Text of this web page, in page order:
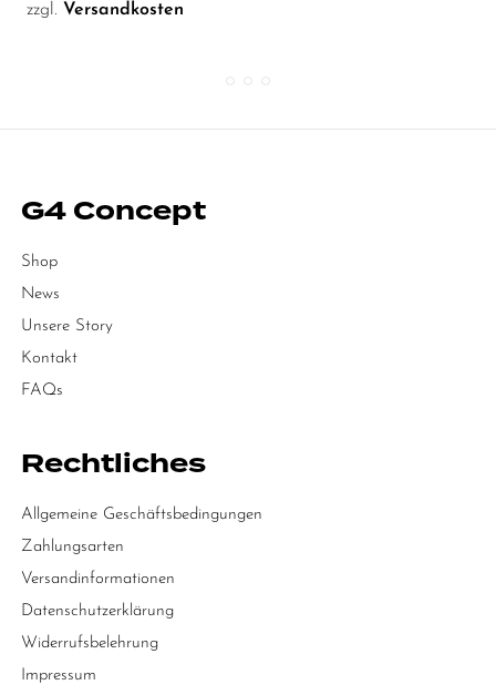
zzgl. Versandkosten
G4 Concept
Shop
News
Unsere Story
Kontakt
FAQs
Rechtliches
Allgemeine Geschäftsbedingungen
Zahlungsarten
Versandinformationen
Datenschutzerklärung
Widerrufsbelehrung
Impressum